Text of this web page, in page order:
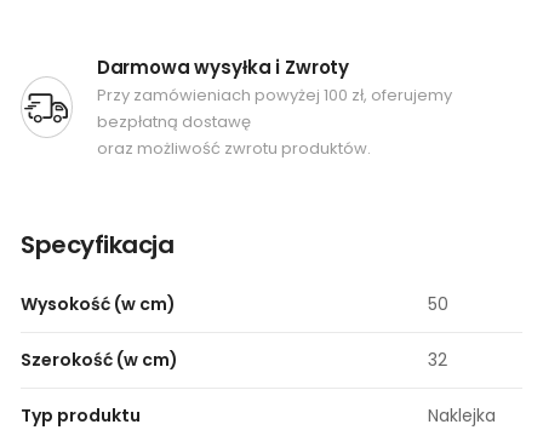
Darmowa wysyłka i Zwroty
Przy zamówieniach powyżej 100 zł, oferujemy
bezpłatną dostawę
oraz możliwość zwrotu produktów.
Specyfikacja
Wysokość (w cm) 50
Szerokość (w cm) 32
Typ produktu Naklejka